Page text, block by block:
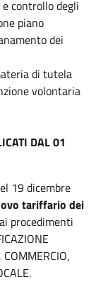
controllo degli
piano
dei
di tutela
volontaria
DAL 01
19 dicembre
tariffario dei
procedimenti